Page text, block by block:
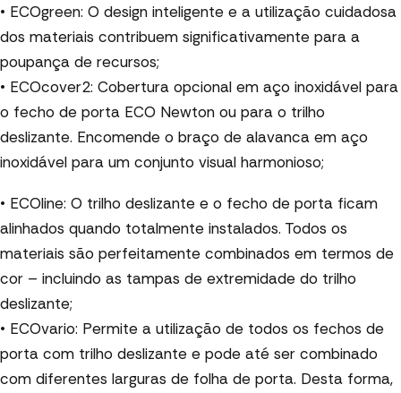
• ECOgreen: O design inteligente e a utilização cuidadosa
dos materiais contribuem significativamente para a
poupança de recursos;
• ECOcover2: Cobertura opcional em aço inoxidável para
o fecho de porta ECO Newton ou para o trilho
deslizante. Encomende o braço de alavanca em aço
inoxidável para um conjunto visual harmonioso;
• ECOline: O trilho deslizante e o fecho de porta ficam
alinhados quando totalmente instalados. Todos os
materiais são perfeitamente combinados em termos de
cor – incluindo as tampas de extremidade do trilho
deslizante;
• ECOvario: Permite a utilização de todos os fechos de
porta com trilho deslizante e pode até ser combinado
com diferentes larguras de folha de porta. Desta forma,